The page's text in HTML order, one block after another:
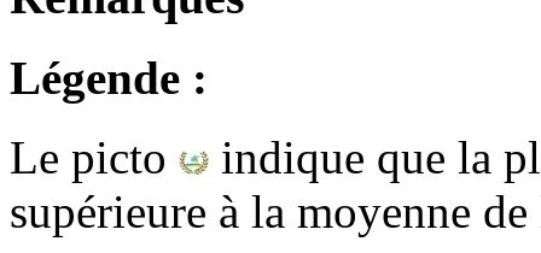
Légende :
Le picto
indique que la
supérieure à la moyenne